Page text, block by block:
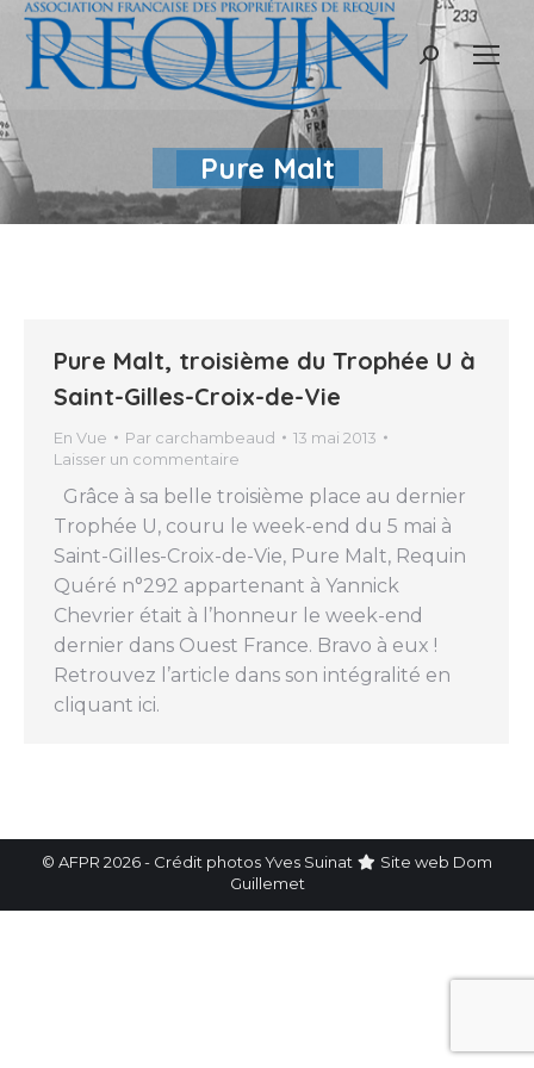
Recherche
Pure Malt
Pure Malt, troisième du Trophée U à
Saint-Gilles-Croix-de-Vie
En Vue Par carchambeaud
13 mai 2013
Laisser un commentaire
Grâce à sa belle troisième place au dernier
Trophée U, couru le week-end du 5 mai à
Saint-Gilles-Croix-de-Vie, Pure Malt, Requin
Quéré n°292 appartenant à Yannick
Chevrier était à l’honneur le week-end
dernier dans Ouest France. Bravo à eux !
Retrouvez l’article dans son intégralité en
cliquant ici.
© AFPR 2026 - Crédit photos Yves Suinat Site web Dom
Guillemet